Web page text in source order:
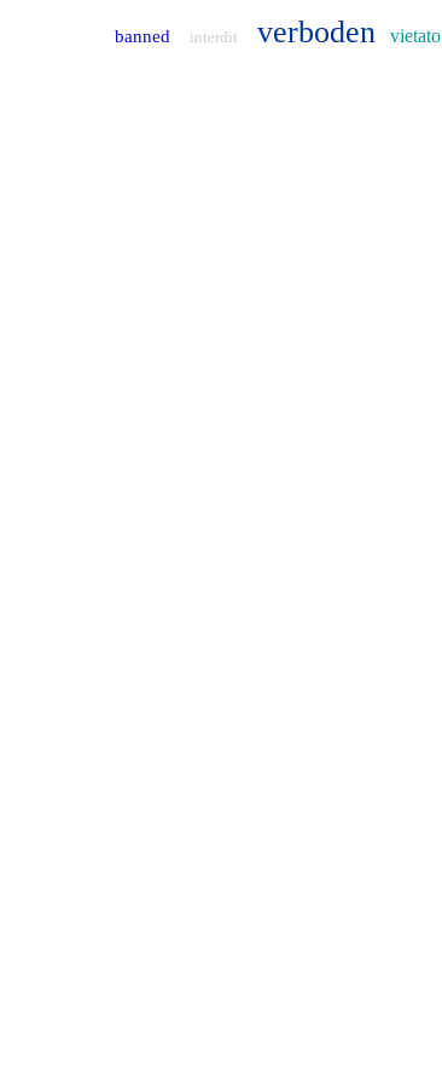
banned interdit verboden vietato